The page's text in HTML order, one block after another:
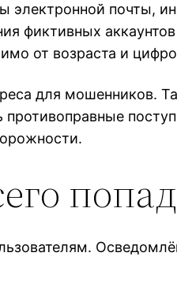
электронной почты,
фиктивных
от возраста и
для мошенников.